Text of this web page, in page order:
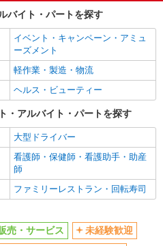
ミドル（40代～）活躍中
シニア（60代～）活躍中
昇給あり
短時間勤務（1日4h以内）OK
交通費支給
社員登用あり
客サービス
ミドル（40代～）活躍中
週2～3日勤務OK
バイト・パートを探す
イベント・キャンペーン・アミュ
ーズメント
軽作業・製造・物流
ヘルス・ビューティー
・アルバイト・パートを探す
大型ドライバー
看護師・保健師・看護助手・助産
師
ファミリーレストラン・回転寿司
売・サービス
未経験歓迎